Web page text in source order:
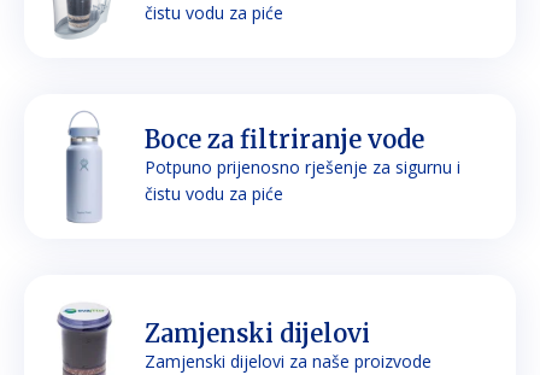
čistu vodu za piće
Boce za filtriranje vode
Potpuno prijenosno rješenje za sigurnu i
čistu vodu za piće
Zamjenski dijelovi
Zamjenski dijelovi za naše proizvode